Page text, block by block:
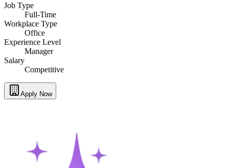
Job Type
Full-Time
Workplace Type
Office
Experience Level
Manager
Salary
Competitive
Apply Now